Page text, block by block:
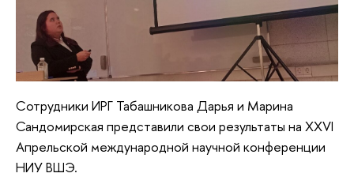
Сотрудники ИРГ Табашникова Дарья и Марина
Сандомирская представили свои результаты на XXVI
Апрельской международной научной конференции
НИУ ВШЭ.